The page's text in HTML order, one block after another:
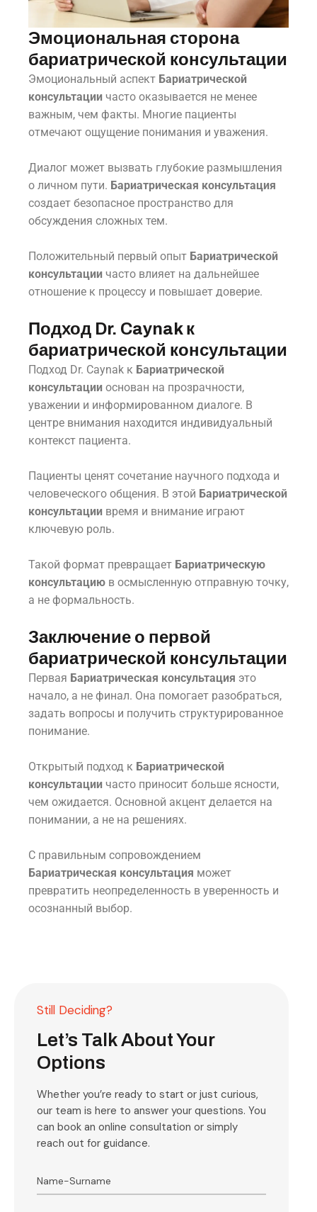
Эмоциональная сторона
бариатрической консультации
Эмоциональный аспект Бариатрической
консультации часто оказывается не менее
важным, чем факты. Многие пациенты
отмечают ощущение понимания и уважения.
Диалог может вызвать глубокие размышления
о личном пути. Бариатрическая консультация
создает безопасное пространство для
обсуждения сложных тем.
Положительный первый опыт Бариатрической
консультации часто влияет на дальнейшее
отношение к процессу и повышает доверие.
Подход Dr. Caynak к
бариатрической консультации
Подход Dr. Caynak к Бариатрической
консультации основан на прозрачности,
уважении и информированном диалоге. В
центре внимания находится индивидуальный
контекст пациента.
Пациенты ценят сочетание научного подхода и
человеческого общения. В этой Бариатрической
консультации время и внимание играют
ключевую роль.
Такой формат превращает Бариатрическую
консультацию в осмысленную отправную точку,
а не формальность.
Заключение о первой
бариатрической консультации
Первая Бариатрическая консультация это
начало, а не финал. Она помогает разобраться,
задать вопросы и получить структурированное
понимание.
Открытый подход к Бариатрической
консультации часто приносит больше ясности,
чем ожидается. Основной акцент делается на
понимании, а не на решениях.
С правильным сопровождением
Бариатрическая консультация может
превратить неопределенность в уверенность и
осознанный выбор.
Still Deciding?
Let’s Talk About Your
Options
Whether you’re ready to start or just curious,
our team is here to answer your questions. You
can book an online consultation or simply
reach out for guidance.